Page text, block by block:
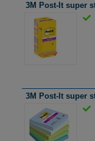
3M Post-It super
3M Post-It super